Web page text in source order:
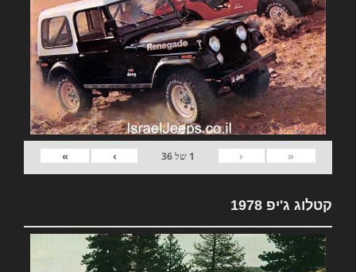
«
‹
1 של36
›
»
קטלוג ג'יפ 1978